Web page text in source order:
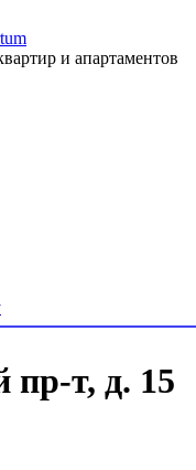
и апартаментов
пр-т, д. 15